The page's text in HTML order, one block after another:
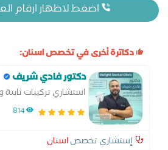
اضغط لاظهار ارقام
دكاترة أخرى في تخصص اسنان:
دكتور فادي شريف
استشاري تركيبات
التخصصات في العيادة
814
إستشاري تخصصاسنان